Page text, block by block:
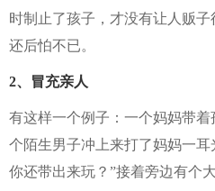
时制止了孩子，才没有让人贩
还后怕不已。
2、冒充亲人
有这样一个例子：一个妈妈带
个陌生男子冲上来打了妈妈一耳
你还带出来玩？”接着旁边有个